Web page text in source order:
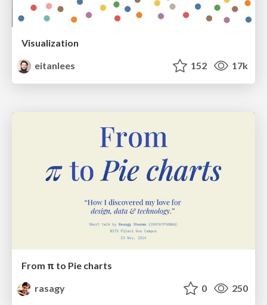
Visualization
eitanlees
152 17k
From π to Pie charts
rasagy
0 250